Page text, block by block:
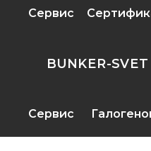
Сервис
BUNKER-SVET
Сервис